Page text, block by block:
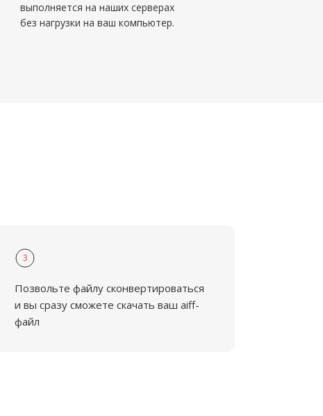
выполняется на наших серверах
без нагрузки на ваш компьютер.
3
Позвольте файлу сконвертироваться
и вы сразу сможете скачать ваш aiff-
файл